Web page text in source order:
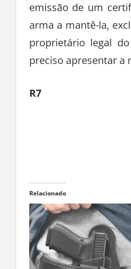
emissão de um
arma a mantê-la,
proprietário legal
preciso apresentar a
R7
Relacionado